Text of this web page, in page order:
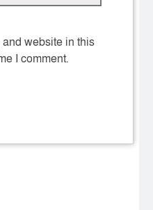
website in this
I comment.